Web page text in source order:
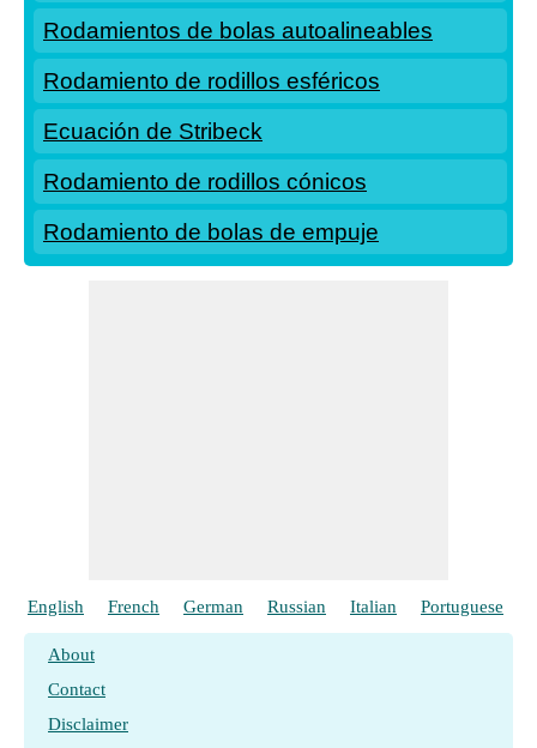
Rodamientos de bolas autoalineables
Rodamiento de rodillos esféricos
Ecuación de Stribeck
Rodamiento de rodillos cónicos
Rodamiento de bolas de empuje
English French German Russian Italian Portuguese
About
Contact
Disclaimer